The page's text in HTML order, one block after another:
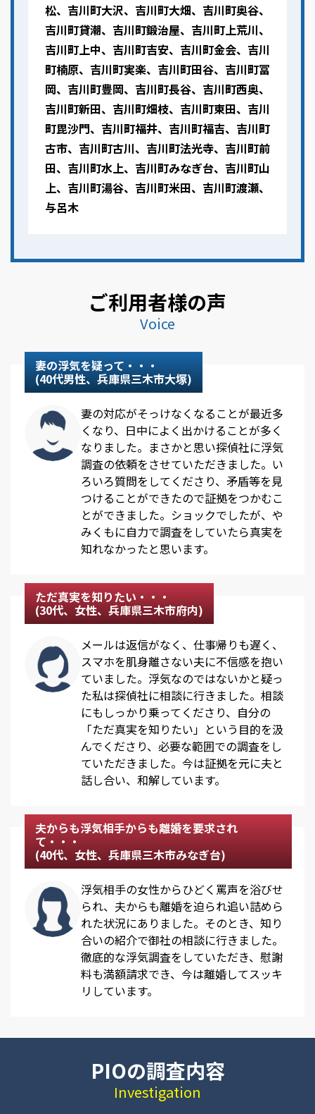
松、吉川町大沢、吉川町大畑、吉川町奥谷、
吉川町貸潮、吉川町鍛治屋、吉川町上荒川、
吉川町上中、吉川町吉安、吉川町金会、吉川
町楠原、吉川町実楽、吉川町田谷、吉川町冨
岡、吉川町豊岡、吉川町長谷、吉川町西奥、
吉川町新田、吉川町畑枝、吉川町東田、吉川
町毘沙門、吉川町福井、吉川町福吉、吉川町
古市、吉川町古川、吉川町法光寺、吉川町前
田、吉川町水上、吉川町みなぎ台、吉川町山
上、吉川町湯谷、吉川町米田、吉川町渡瀬、
与呂木
ご利用者様の声
Voice
妻の浮気を疑って・・・
(40代男性、兵庫県三木市大塚)
妻の対応がそっけなくなることが最近多
くなり、日中によく出かけることが多く
なりました。まさかと思い探偵社に浮気
調査の依頼をさせていただきました。い
ろいろ質問をしてくださり、矛盾等を見
つけることができたので証拠をつかむこ
とができました。ショックでしたが、や
みくもに自力で調査をしていたら真実を
知れなかったと思います。
ただ真実を知りたい・・・
(30代、女性、兵庫県三木市府内)
メールは返信がなく、仕事帰りも遅く、
スマホを肌身離さない夫に不信感を抱い
ていました。浮気なのではないかと疑っ
た私は探偵社に相談に行きました。相談
にもしっかり乗ってくださり、自分の
「ただ真実を知りたい」という目的を汲
んでくださり、必要な範囲での調査をし
ていただきました。今は証拠を元に夫と
話し合い、和解しています。
夫からも浮気相手からも離婚を要求され
て・・・
(40代、女性、兵庫県三木市みなぎ台)
浮気相手の女性からひどく罵声を浴びせ
られ、夫からも離婚を迫られ追い詰めら
れた状況にありました。そのとき、知り
合いの紹介で御社の相談に行きました。
徹底的な浮気調査をしていただき、慰謝
料も満額請求でき、今は離婚してスッキ
リしています。
PIOの調査内容
Investigation